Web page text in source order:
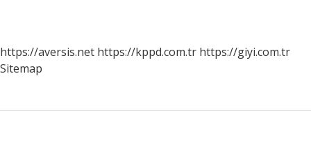
https://aversis.net https://kppd.com.tr https://giyi.com.tr
Sitemap